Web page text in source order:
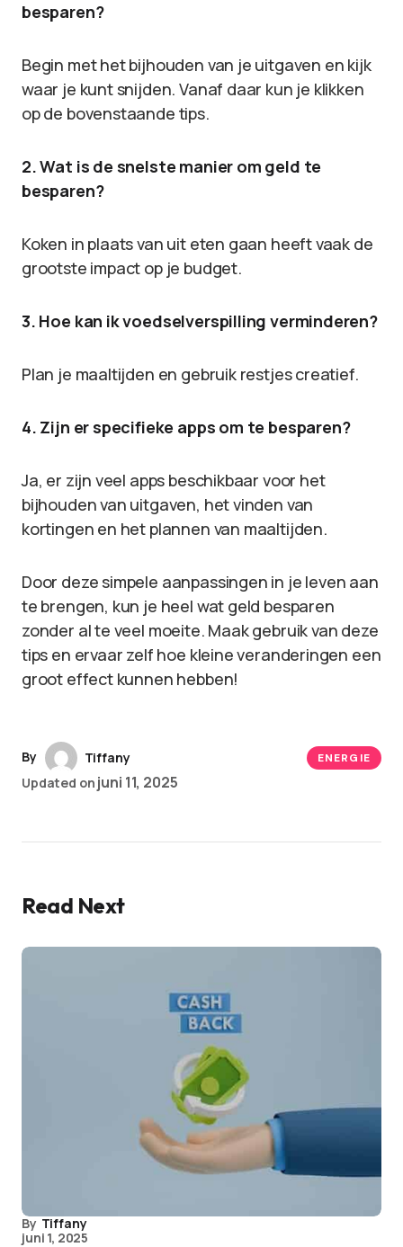
besparen?
Begin met het bijhouden van je uitgaven en kijk
waar je kunt snijden. Vanaf daar kun je klikken
op de bovenstaande tips.
2. Wat is de snelste manier om geld te
besparen?
Koken in plaats van uit eten gaan heeft vaak de
grootste impact op je budget.
3. Hoe kan ik voedselverspilling verminderen?
Plan je maaltijden en gebruik restjes creatief.
4. Zijn er specifieke apps om te besparen?
Ja, er zijn veel apps beschikbaar voor het
bijhouden van uitgaven, het vinden van
kortingen en het plannen van maaltijden.
Door deze simpele aanpassingen in je leven aan
te brengen, kun je heel wat geld besparen
zonder al te veel moeite. Maak gebruik van deze
tips en ervaar zelf hoe kleine veranderingen een
groot effect kunnen hebben!
By
Tiffany
Updated on juni 11, 2025
ENERGIE
Read Next
By Tiffany
juni 1, 2025